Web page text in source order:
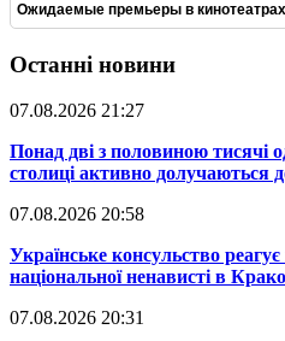
Ожидаемые премьеры в кинотеатрах
Останні новини
07.08.2026 21:27
​Понад дві з половиною тисячі
столиці активно долучаються
07.08.2026 20:58
​Українське консульство
національної ненависті в
07.08.2026 20:31